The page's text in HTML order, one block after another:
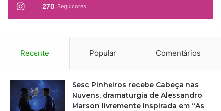
270 Seguidores
Recente Popular Comentários
Sesc Pinheiros recebe Cabeça nas
Nuvens, dramaturgia de Alessandro
Marson livremente inspirada em “As